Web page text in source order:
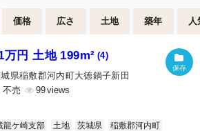
価格 広さ 土地 築年 人
万円 土地 199m² (4)
県稲敷郡河内町大徳鍋子新田
不売
99
龍ケ崎支部 土地 茨城県
稲敷郡河内町